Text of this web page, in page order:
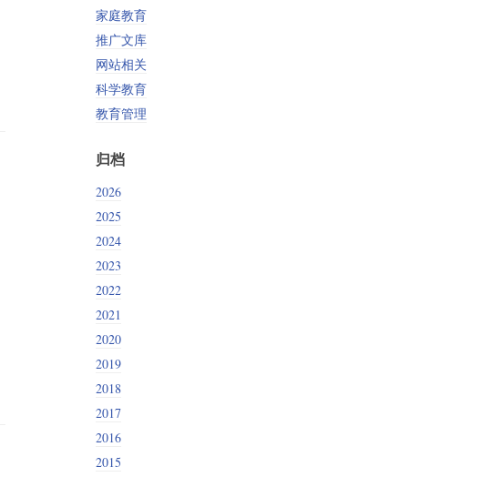
家庭教育
推广文库
网站相关
科学教育
教育管理
归档
2026
2025
2024
2023
2022
2021
2020
2019
2018
2017
2016
2015